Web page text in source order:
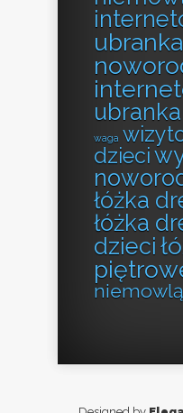
waga
dzieci
łóżka
łóżka
dzieci